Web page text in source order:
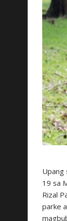
Upang
19 sa
Rizal
parke